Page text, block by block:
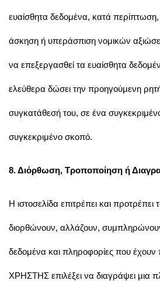
ευαίσθητα δεδομένα, κατά περίπτωση,
άσκηση ή υπεράσπιση νομικών
να επεξεργασθεί τα ευαίσθητα
ελεύθερα δώσει την προηγούμενη
συγκατάθεσή του, σε ένα
συγκεκριμένο σκοπό.
8. Διόρθωση, Τροποποίηση ή
Η ιστοσελίδα επιτρέπει και
διορθώνουν, αλλάζουν,
δεδομένα και πληροφορίες που έχουν
ΧΡΗΣΤΗΣ επιλέξει να διαγράψει μια